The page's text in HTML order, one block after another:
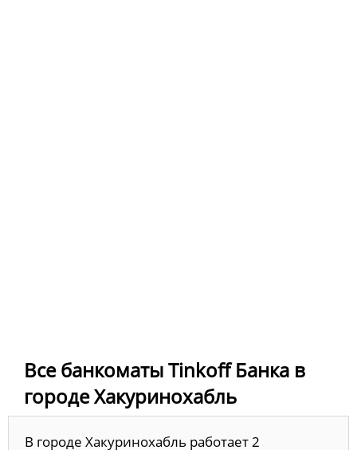
Все банкоматы Tinkoff Банка в
городе Хакуринохабль
В городе Хакуринохабль работает 2